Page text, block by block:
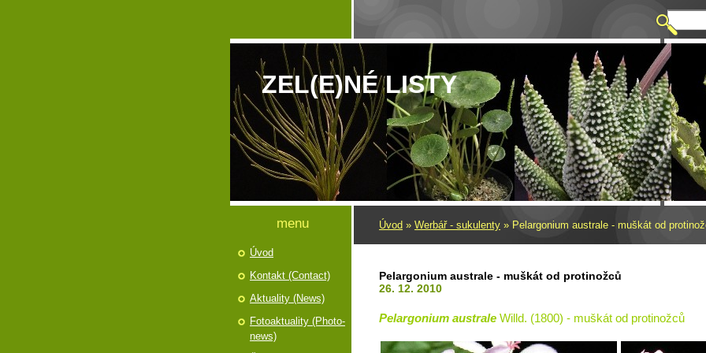
ZEL(E)NÉ LISTY
Úvod » Werbář - sukulenty » Pelargonium australe - muškát od
Pelargonium australe - muškát od protinožců
26. 12. 2010
Pelargonium australe Willd. (1800) - muškát od protinožců
menu
Úvod
Kontakt (Contact)
Aktuality (News)
Fotoaktuality (Photo-
news)